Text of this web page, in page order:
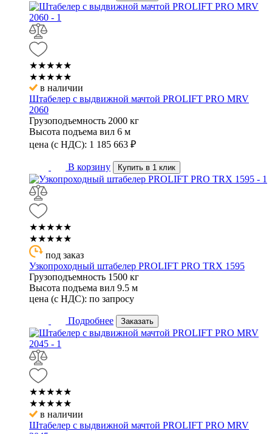
★★★★★
★★★★★
в наличии
Штабелер с выдвижной мачтой PROLIFT PRO MRV
2060
Грузоподъемность 2000 кг
Высота подъема вил 6 м
цена (с НДС): 1 185 663 ₽
В корзину Купить в 1 клик
★★★★★
★★★★★
под заказ
Узкопроходный штабелер PROLIFT PRO TRX 1595
Грузоподъемность 1500 кг
Высота подъема вил 9.5 м
цена (с НДС): по запросу
Подробнее Заказать
★★★★★
★★★★★
в наличии
Штабелер с выдвижной мачтой PROLIFT PRO MRV